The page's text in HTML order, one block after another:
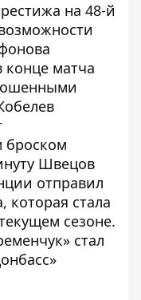
на 48-й
конце матча
Швецов
отправил
которая стала
сезоне.
стал